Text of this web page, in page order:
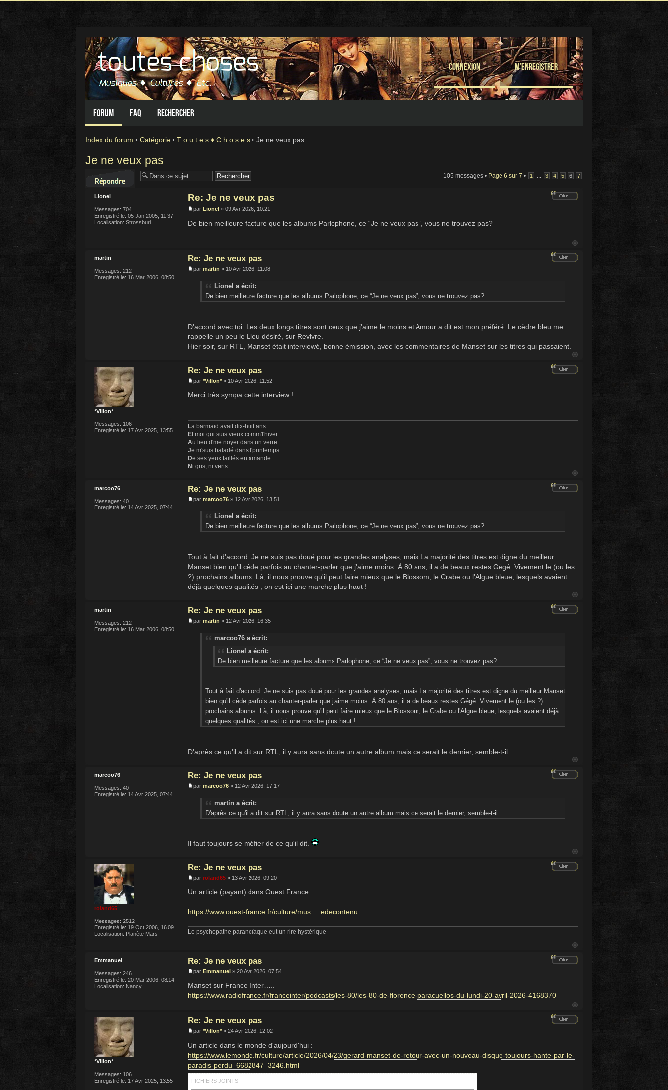
Connexion M’enregistrer
Forum FAQ Rechercher
Index du forum ‹ Catégorie ‹ T o u t e s ♦ C h o s e s ‹ Je ne veux pas
Je ne veux pas
105 messages • Page 6 sur 7 • 1 3 4 5 6 7
Re: Je ne veux pas
par Lionel » 09 Avr 2026, 10:21
De bien meilleure facture que les albums Parlophone, ce “Je ne veux pas”, vous ne trouvez pas?
Lionel
Messages: 704
Enregistré le: 05 Jan 2005, 11:37
Localisation: Strossburi
Re: Je ne veux pas
par martin » 10 Avr 2026, 11:08
Lionel a écrit:
De bien meilleure facture que les albums Parlophone, ce “Je ne veux pas”, vous ne trouvez pas?
D'accord avec toi. Les deux longs titres sont ceux que j'aime le moins et Amour a dit est mon préféré. Le cèdre bleu me
rappelle un peu le Lieu désiré, sur Revivre.
Hier soir, sur RTL, Manset était interviewé, bonne émission, avec les commentaires de Manset sur les titres qui passaient.
martin
Messages: 212
Enregistré le: 16 Mar 2006, 08:50
Re: Je ne veux pas
par *Villon* » 10 Avr 2026, 11:52
Merci très sympa cette interview !
La barmaid avait dix-huit ans
Et moi qui suis vieux comm'l'hiver
Au lieu d'me noyer dans un verre
Je m'suis baladé dans l'printemps
De ses yeux taillés en amande
Ni gris, ni verts
*Villon*
Messages: 106
Enregistré le: 17 Avr 2025, 13:55
Re: Je ne veux pas
par marcoo76 » 12 Avr 2026, 13:51
Lionel a écrit:
De bien meilleure facture que les albums Parlophone, ce “Je ne veux pas”, vous ne trouvez pas?
Tout à fait d'accord. Je ne suis pas doué pour les grandes analyses, mais La majorité des titres est digne du meilleur
Manset bien qu'il cède parfois au chanter-parler que j'aime moins. À 80 ans, il a de beaux restes Gégé. Vivement le (ou les
?) prochains albums. Là, il nous prouve qu'il peut faire mieux que le Blossom, le Crabe ou l'Algue bleue, lesquels avaient
déjà quelques qualités ; on est ici une marche plus haut !
marcoo76
Messages: 40
Enregistré le: 14 Avr 2025, 07:44
Re: Je ne veux pas
par martin » 12 Avr 2026, 16:35
marcoo76 a écrit:
Lionel a écrit:
De bien meilleure facture que les albums Parlophone, ce “Je ne veux pas”, vous ne trouvez pas?
Tout à fait d'accord. Je ne suis pas doué pour les grandes analyses, mais La majorité des titres est digne du meilleur Manset
bien qu'il cède parfois au chanter-parler que j'aime moins. À 80 ans, il a de beaux restes Gégé. Vivement le (ou les ?)
prochains albums. Là, il nous prouve qu'il peut faire mieux que le Blossom, le Crabe ou l'Algue bleue, lesquels avaient déjà
quelques qualités ; on est ici une marche plus haut !
D'après ce qu'il a dit sur RTL, il y aura sans doute un autre album mais ce serait le dernier, semble-t-il...
martin
Messages: 212
Enregistré le: 16 Mar 2006, 08:50
Re: Je ne veux pas
par marcoo76 » 12 Avr 2026, 17:17
martin a écrit:
D'après ce qu'il a dit sur RTL, il y aura sans doute un autre album mais ce serait le dernier, semble-t-il...
Il faut toujours se méfier de ce qu'il dit.
marcoo76
Messages: 40
Enregistré le: 14 Avr 2025, 07:44
Re: Je ne veux pas
par roland65 » 13 Avr 2026, 09:20
Un article (payant) dans Ouest France :
https://www.ouest-france.fr/culture/mus ... edecontenu
Le psychopathe paranoïaque eut un rire hystérique
roland65
Messages: 2512
Enregistré le: 19 Oct 2006, 16:09
Localisation: Planète Mars
Re: Je ne veux pas
par Emmanuel » 20 Avr 2026, 07:54
Manset sur France Inter…..
https://www.radiofrance.fr/franceinter/podcasts/les-80/les-80-de-florence-paracuellos-du-lundi-20-avril-2026-4168370
Emmanuel
Messages: 246
Enregistré le: 20 Mar 2006, 08:14
Localisation: Nancy
Re: Je ne veux pas
par *Villon* » 24 Avr 2026, 12:02
Un article dans le monde d'aujourd'hui :
https://www.lemonde.fr/culture/article/2026/04/23/gerard-manset-de-retour-avec-un-nouveau-disque-toujours-hante-par-le-
paradis-perdu_6682847_3246.html
FICHIERS JOINTS
*Villon*
Messages: 106
Enregistré le: 17 Avr 2025, 13:55